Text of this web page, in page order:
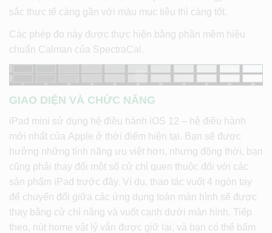
sắc thực tế càng gần với màu mục tiêu thì càng tốt.
Các phép đo này được thực hiện bằng phần mềm hiệu
chuẩn Calman của SpectraCal.
GIAO DIỆN VÀ CHỨC NĂNG
iPad mini sử dụng hệ điều hành iOS 12 – hệ điều hành
mới nhất của Apple ở thời điểm hiện tại. Bạn sẽ được
hưởng những tính năng ưu việt hơn, nhưng đồng thời, bạn
cũng phải thay đổi một số cử chỉ quen thuộc đối với các
sản phẩm iPad trước đây. Ví dụ, thao tác vuốt 4 ngón tay
để chuyển đổi giữa các ứng dụng toàn màn hình sẽ được
thay bằng cử chỉ nâng và vuốt cạnh dưới màn hình. Tiếp
theo, nút home vật lý vẫn được giữ lại, và bạn có thể bấm